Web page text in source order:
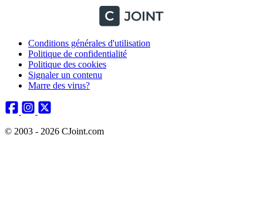
Conditions générales d'utilisation
Politique de confidentialité
Politique des cookies
Signaler un contenu
Marre des virus?
© 2003 - 2026 CJoint.com